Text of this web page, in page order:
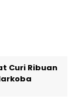
Curi Ribuan